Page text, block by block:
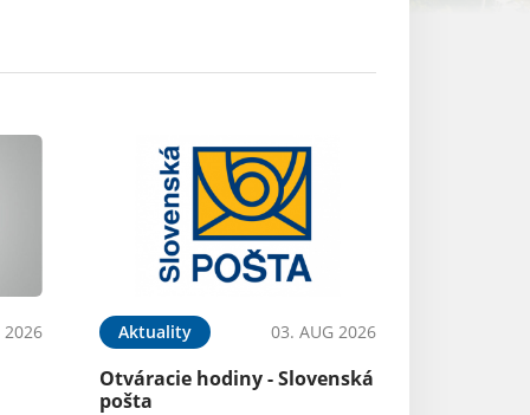
2026 Aktuality 03. AUG 2026
Otváracie hodiny - Slovenská
pošta